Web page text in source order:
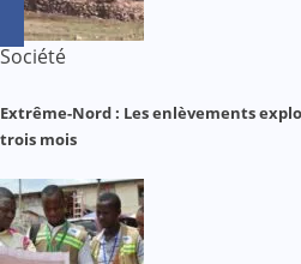
Société
Extrême-Nord : Les enlèvements
trois mois